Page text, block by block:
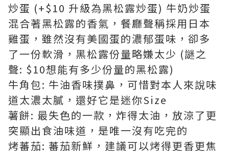
炒蛋 (+$10 升級為黑松露炒蛋) 牛奶炒蛋
混合著黑松露的香氣，餐廳聲稱採用日本
雞蛋，雖然沒有美國蛋的濃郁蛋味，卻多
了一份軟滑，黑松露份量略嫌太少 (謎之
聲: $10想能有多少份量的黑松露)
牛角包: 牛油香味撲鼻，可惜對本人來說味
道太濃太膩，還好它是迷你Size
薯餅: 最失色的一款，炸得太油，放涼了更
突顯出食油味道，是唯一沒有吃完的
烤蕃茄: 蕃茄新鮮，建議可以烤得更香更焦